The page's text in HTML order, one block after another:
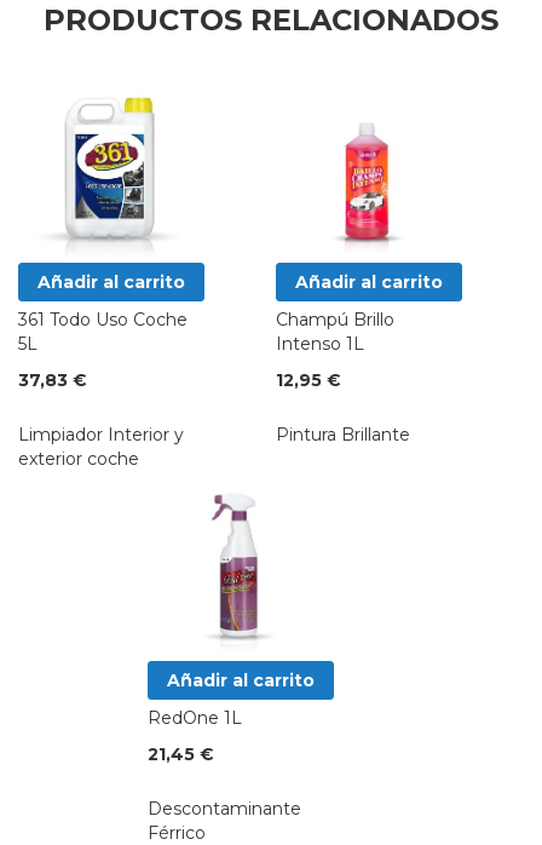
PRODUCTOS RELACIONADOS
Añadir al carrito
361 Todo Uso Coche
5L
37,83 €
Limpiador Interior y
exterior coche
Añadir al carrito
Champú Brillo
Intenso 1L
12,95 €
Pintura Brillante
Añadir al carrito
RedOne 1L
21,45 €
Descontaminante
Férrico